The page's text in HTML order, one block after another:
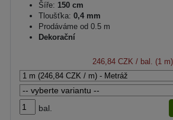
Šíře: 150 cm
Tloušťka: 0,4 mm
Prodáváme od 0.5 m
Dekorační
246,84 CZK / bal. (1 m)
bal.